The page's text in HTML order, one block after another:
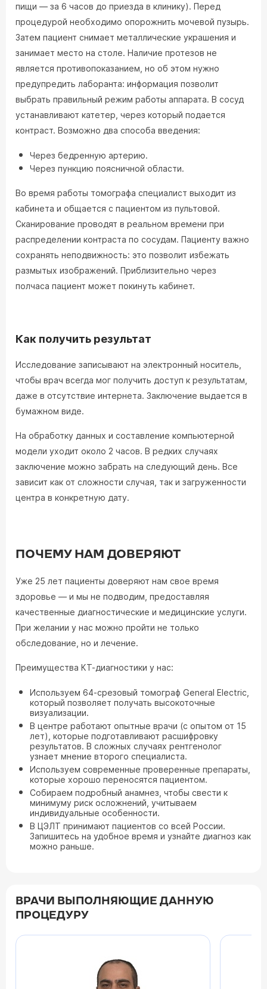
пищи — за 6 часов до приезда в клинику). Перед
процедурой необходимо опорожнить мочевой пузырь.
Затем пациент снимает металлические украшения и
занимает место на столе. Наличие протезов не
является противопоказанием, но об этом нужно
предупредить лаборанта: информация позволит
выбрать правильный режим работы аппарата. В сосуд
устанавливают катетер, через который подается
контраст. Возможно два способа введения:
Через бедренную артерию.
Через пункцию поясничной области.
Во время работы томографа специалист выходит из
кабинета и общается с пациентом из пультовой.
Сканирование проводят в реальном времени при
распределении контраста по сосудам. Пациенту важно
сохранять неподвижность: это позволит избежать
размытых изображений. Приблизительно через
полчаса пациент может покинуть кабинет.
Как получить результат
Исследование записывают на электронный носитель,
чтобы врач всегда мог получить доступ к результатам,
даже в отсутствие интернета. Заключение выдается в
бумажном виде.
На обработку данных и составление компьютерной
модели уходит около 2 часов. В редких случаях
заключение можно забрать на следующий день. Все
зависит как от сложности случая, так и загруженности
центра в конкретную дату.
ПОЧЕМУ НАМ ДОВЕРЯЮТ
Уже 25 лет пациенты доверяют нам свое время
здоровье — и мы не подводим, предоставляя
качественные диагностические и медицинские услуги.
При желании у нас можно пройти не только
обследование, но и лечение.
Преимущества КТ-диагностики у нас:
Используем 64-срезовый томограф General Electric,
который позволяет получать высокоточные
визуализации.
В центре работают опытные врачи (с опытом от 15
лет), которые подготавливают расшифровку
результатов. В сложных случаях рентгенолог
узнает мнение второго специалиста.
Используем современные проверенные препараты,
которые хорошо переносятся пациентом.
Собираем подробный анамнез, чтобы свести к
минимуму риск осложнений, учитываем
индивидуальные особенности.
В ЦЭЛТ принимают пациентов со всей России.
Запишитесь на удобное время и узнайте диагноз как
можно раньше.
ВРАЧИ ВЫПОЛНЯЮЩИЕ ДАННУЮ
ПРОЦЕДУРУ